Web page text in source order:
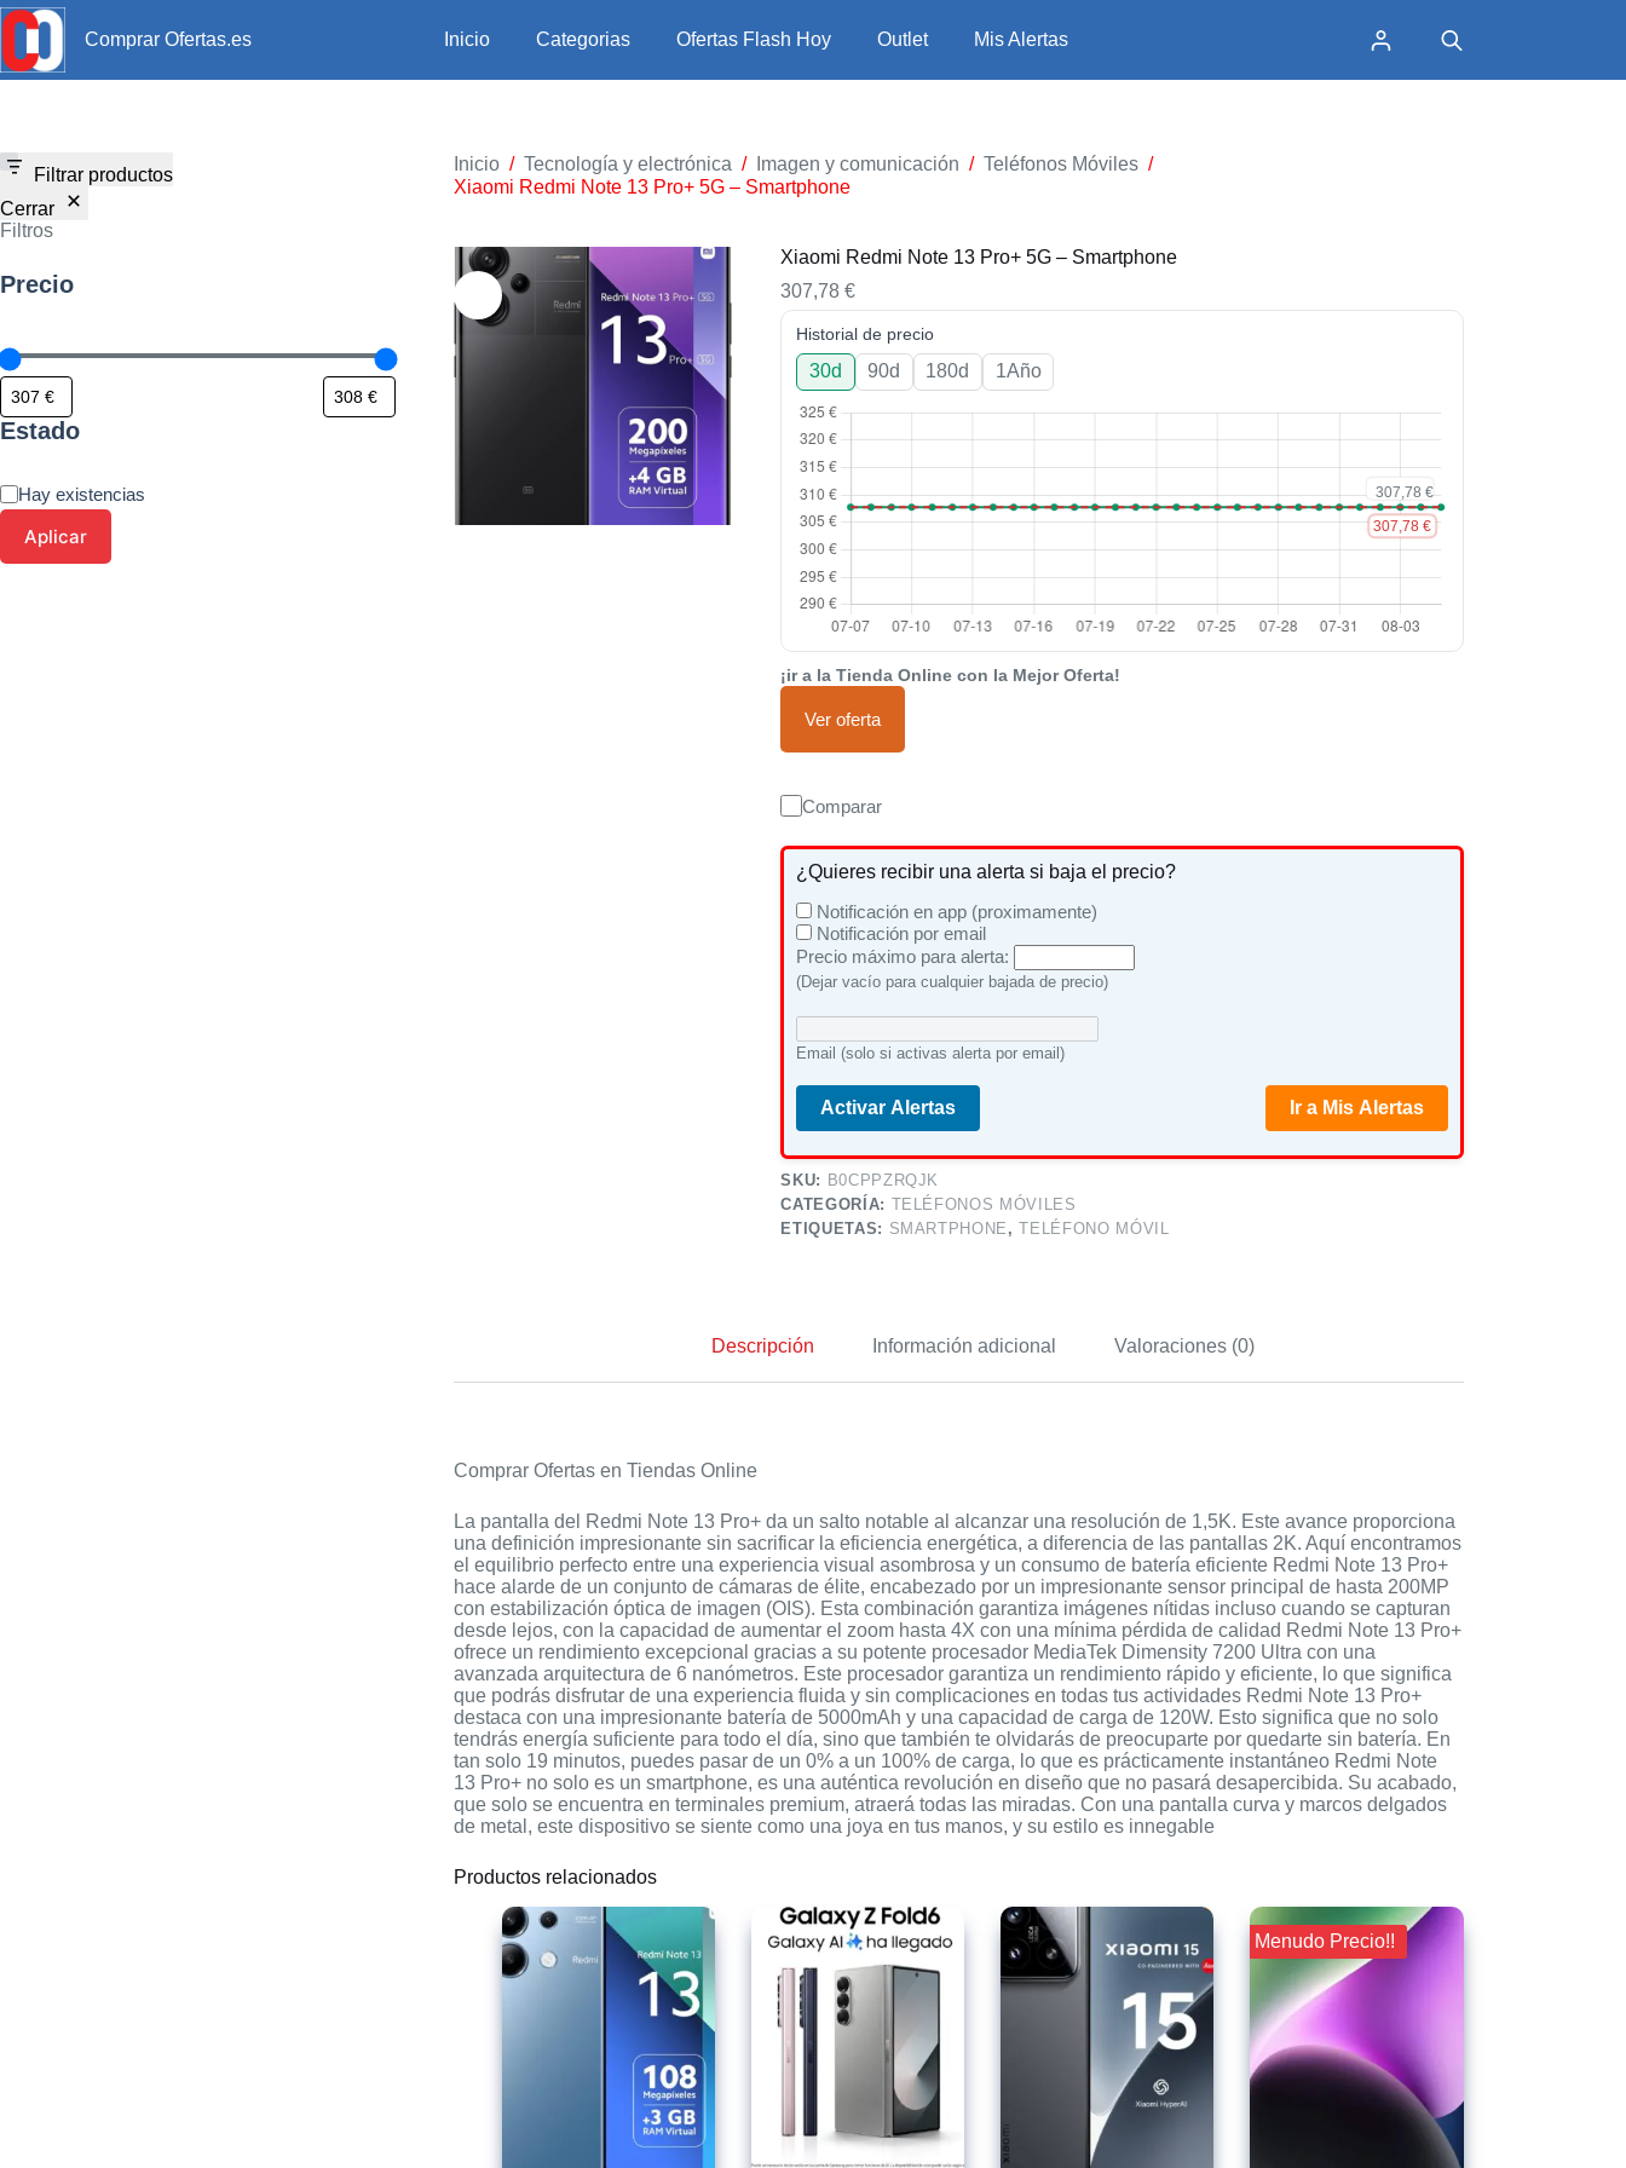
Comprar Ofertas.es Inicio Categorias Ofertas Flash Hoy Outlet Mis Alertas
Inicio / Tecnología y electrónica / Imagen y comunicación / Teléfonos Móviles /
Xiaomi Redmi Note 13 Pro+ 5G – Smartphone
Xiaomi Redmi Note 13 Pro+ 5G – Smartphone
307,78€
Historial de precio
30d 90d 180d 1Año
¡ir a la Tienda Online con la Mejor Oferta!
Ver oferta
Comparar
¿Quieres recibir una alerta si baja el precio?
Notificación en app (proximamente)
Notificación por email
Precio máximo para alerta:
(Dejar vacío para cualquier bajada de precio)
Email (solo si activas alerta por email)
Activar Alertas Ir a Mis Alertas
SKU: B0CPPZRQJK
CATEGORÍA: TELÉFONOS MÓVILES
ETIQUETAS: SMARTPHONE ,TELÉFONO MÓVIL
Descripción Información adicional Valoraciones (0)
Comprar Ofertas en Tiendas Online
La pantalla del Redmi Note 13 Pro+ da un salto notable al alcanzar una resolución de 1,5K. Este avance proporciona
una definición impresionante sin sacrificar la eficiencia energética, a diferencia de las pantallas 2K. Aquí encontramos
el equilibrio perfecto entre una experiencia visual asombrosa y un consumo de batería eficiente Redmi Note 13 Pro+
hace alarde de un conjunto de cámaras de élite, encabezado por un impresionante sensor principal de hasta 200MP
con estabilización óptica de imagen (OIS). Esta combinación garantiza imágenes nítidas incluso cuando se capturan
desde lejos, con la capacidad de aumentar el zoom hasta 4X con una mínima pérdida de calidad Redmi Note 13 Pro+
ofrece un rendimiento excepcional gracias a su potente procesador MediaTek Dimensity 7200 Ultra con una
avanzada arquitectura de 6 nanómetros. Este procesador garantiza un rendimiento rápido y eficiente, lo que significa
que podrás disfrutar de una experiencia fluida y sin complicaciones en todas tus actividades Redmi Note 13 Pro+
destaca con una impresionante batería de 5000mAh y una capacidad de carga de 120W. Esto significa que no solo
tendrás energía suficiente para todo el día, sino que también te olvidarás de preocuparte por quedarte sin batería. En
tan solo 19 minutos, puedes pasar de un 0% a un 100% de carga, lo que es prácticamente instantáneo Redmi Note
13 Pro+ no solo es un smartphone, es una auténtica revolución en diseño que no pasará desapercibida. Su acabado,
que solo se encuentra en terminales premium, atraerá todas las miradas. Con una pantalla curva y marcos delgados
de metal, este dispositivo se siente como una joya en tus manos, y su estilo es innegable
Productos relacionados
¡¡ Menudo Precio!!
Filtrar productos
Cerrar
Filtros
Precio
Estado
Hay existencias
Aplicar